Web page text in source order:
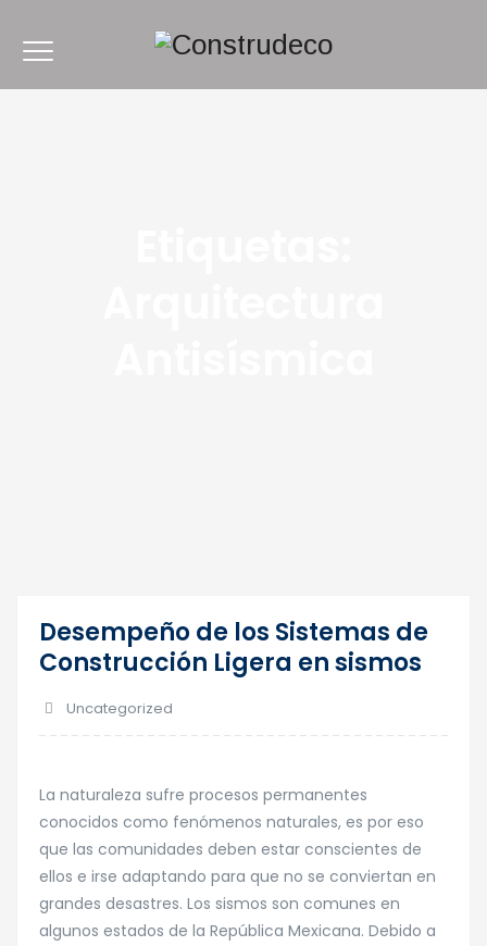
16
Abr
Desempeño de los Sistemas de
Construcción Ligera en sismos
Uncategorized
La naturaleza sufre procesos permanentes
conocidos como fenómenos naturales, es por eso
que las comunidades deben estar conscientes de
ellos e irse adaptando para que no se conviertan en
grandes desastres. Los sismos son comunes en
algunos estados de la República Mexicana. Debido a